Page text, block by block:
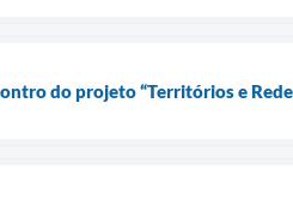
do projeto “Territórios e